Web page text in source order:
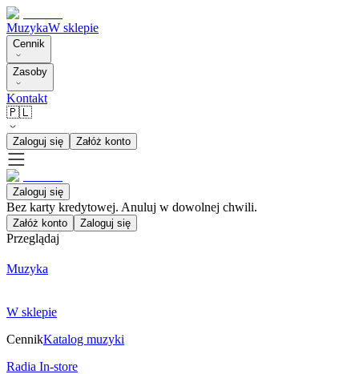
MuzykaW sklepie
Cennik
Zasoby
Kontakt
🇵🇱
Zaloguj się Załóż konto
Zaloguj się
Bez karty kredytowej. Anuluj w dowolnej chwili.
Załóż konto Zaloguj się
Przeglądaj
Muzyka
W sklepie
CennikKatalog muzyki
Radia In-store